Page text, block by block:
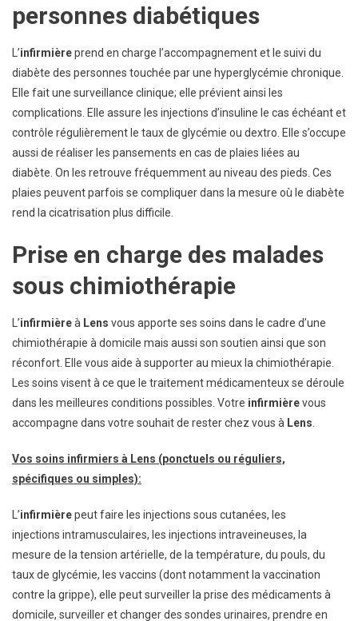
personnes diabétiques
L’infirmièreprend en charge l’accompagnement et le suivi du
diabète des personnes touchée par une hyperglycémie chronique.
Elle fait une surveillance clinique; elle prévient ainsi les
complications. Elle assure les injections d’insuline le cas échéant et
contrôle régulièrement le taux de glycémie ou dextro. Elle s’occupe
aussi de réaliser les pansements en cas de plaies liées au
diabète. On les retrouve fréquemment au niveau des pieds. Ces
plaies peuvent parfois se compliquer dans la mesure où le diabète
rend la cicatrisation plus difficile.
Prise en charge des malades
sous chimiothérapie
L’infirmièreà Lens vous apporte ses soins dans le cadre d’une
chimiothérapie à domicile mais aussi son soutien ainsi que son
réconfort. Elle vous aide à supporter au mieux la chimiothérapie.
Les soins visent à ce que le traitement médicamenteux se déroule
dans les meilleures conditions possibles. Votre infirmièrevous
accompagne dans votre souhait de rester chez vous à Lens
Vos soins infirmiers à Lens (ponctuels ou réguliers,
spécifiques ou simples):
L’infirmièrepeut faire les injections sous cutanées, les
injections intramusculaires, les injections intraveineuses, la
mesure de la tension artérielle, de la température, du pouls, du
taux de glycémie, les vaccins (dont notamment la vaccination
contre la grippe), elle peut surveiller la prise des médicaments à
domicile, surveiller et changer des sondes urinaires, prendre en